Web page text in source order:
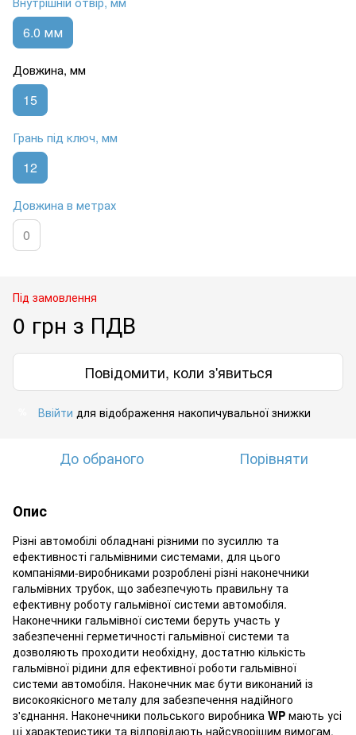
6.0 мм
Довжина, мм
15
Грань під ключ, мм
12
Довжина в метрах
0
Під замовлення
0 грн з ПДВ
Повідомити, коли з'явиться
Ввійти для відображення накопичувальної знижки
До обраного Порівняти
Опис
Різні автомобілі обладнані різними по зусиллю та
ефективності гальмівними системами, для цього
компаніями-виробниками розроблені різні наконечники
гальмівних трубок, що забезпечують правильну та
ефективну роботу гальмівної системи автомобіля.
Наконечники гальмівної системи беруть участь у
забезпеченні герметичності гальмівної системи та
дозволяють проходити необхідну, достатню кількість
гальмівної рідини для ефективної роботи гальмівної
системи автомобіля. Наконечник має бути виконаний із
високоякісного металу для забезпечення надійного
з'єднання. Наконечники польського виробника WP мають усі
ці характеристики та відповідають найсуворішим вимогам.